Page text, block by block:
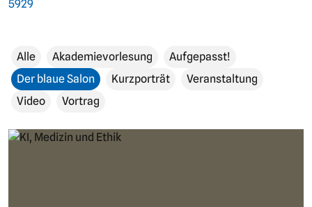
5929
Alle Akademievorlesung
Aufgepasst!
Der blaue Salon
Kurzporträt
Veranstaltung
Video
Vortrag